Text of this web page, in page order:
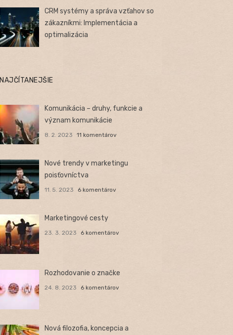
CRM systémy a správa vzťahov so
zákazníkmi: Implementácia a
optimalizácia
NAJČÍTANEJŠIE
Komunikácia – druhy, funkcie a
význam komunikácie
8. 2. 2023 11 komentárov
Nové trendy v marketingu
poisťovníctva
11. 5. 2023 6 komentárov
Marketingové cesty
23. 3. 2023 6 komentárov
Rozhodovanie o značke
24. 8. 2023 6 komentárov
Nová filozofia, koncepcia a